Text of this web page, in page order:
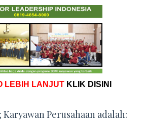
LEBIH LANJUT KLIK DISINI
Perusahaan adalah: